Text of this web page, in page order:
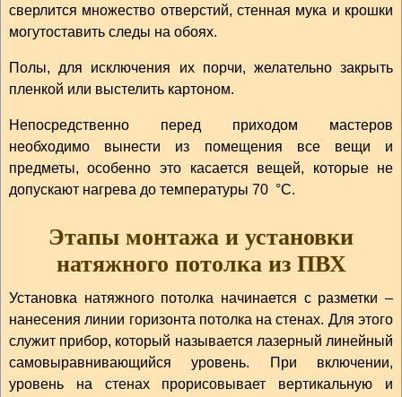
сверлится множество отверстий, стенная мука и крошки
могутоставить следы на обоях.
Полы, для исключения их порчи, желательно закрыть
пленкой или выстелить картоном.
Непосредственно перед приходом мастеров
необходимо вынести из помещения все вещи и
предметы, особенно это касается вещей, которые не
допускают нагрева до температуры 70 °С.
Этапы монтажа и установки
натяжного потолка из ПВХ
Установка натяжного потолка начинается с разметки –
нанесения линии горизонта потолка на стенах. Для этого
служит прибор, который называется лазерный линейный
самовыравнивающийся уровень. При включении,
уровень на стенах прорисовывает вертикальную и